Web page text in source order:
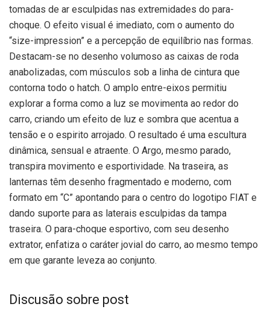
tomadas de ar esculpidas nas extremidades do para-
choque. O efeito visual é imediato, com o aumento do
“size-impression” e a percepção de equilíbrio nas formas.
Destacam-se no desenho volumoso as caixas de roda
anabolizadas, com músculos sob a linha de cintura que
contorna todo o hatch. O amplo entre-eixos permitiu
explorar a forma como a luz se movimenta ao redor do
carro, criando um efeito de luz e sombra que acentua a
tensão e o espirito arrojado. O resultado é uma escultura
dinâmica, sensual e atraente. O Argo, mesmo parado,
transpira movimento e esportividade. Na traseira, as
lanternas têm desenho fragmentado e moderno, com
formato em “C” apontando para o centro do logotipo FIAT e
dando suporte para as laterais esculpidas da tampa
traseira. O para-choque esportivo, com seu desenho
extrator, enfatiza o caráter jovial do carro, ao mesmo tempo
em que garante leveza ao conjunto.
Discusão sobre post